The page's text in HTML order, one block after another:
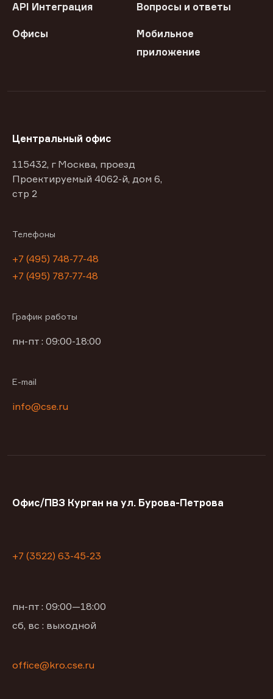
API Интеграция Вопросы и ответы
Офисы
Мобильное
приложение
Центральный офис
115432, г Москва, проезд
Проектируемый 4062-й, дом 6,
стр 2
Телефоны
+7 (495) 748-77-48
+7 (495) 787-77-48
График работы
пн-пт : 09:00-18:00
E-mail
info@cse.ru
Офис/ПВЗ Курган на ул. Бурова-Петрова
+7 (3522) 63-45-23
пн-пт : 09:00—18:00
сб, вс : выходной
office@kro.cse.ru